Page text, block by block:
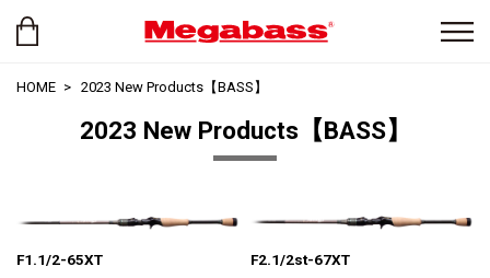
HOME 2023 New Products【BASS】
2023 New Products【BASS】
F1.1/2-65XT F2.1/2st-67XT